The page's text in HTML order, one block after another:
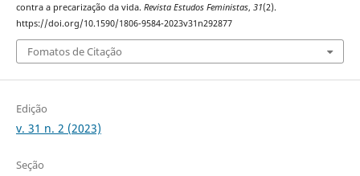
contra a precarização da vida. Revista Estudos Feministas, 31(2).
https://doi.org/10.1590/1806-9584-2023v31n292877
Fomatos de Citação
Edição
v. 31 n. 2 (2023)
Seção